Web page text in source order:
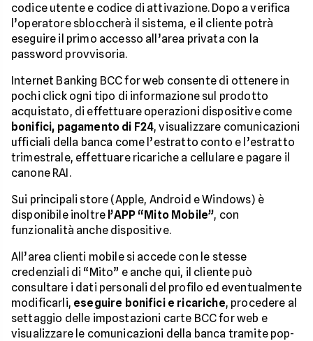
codice utente e codice di attivazione. Dopo a verifica
l’operatore sbloccherà il sistema, e il cliente potrà
eseguire il primo accesso all’area privata con la
password provvisoria.
Internet Banking BCC for web consente di ottenere in
pochi click ogni tipo di informazione sul prodotto
acquistato, di effettuare operazioni dispositive come
bonifici, pagamento di F24, visualizzare comunicazioni
ufficiali della banca come l’estratto conto e l’estratto
trimestrale, effettuare ricariche a cellulare e pagare il
canone RAI.
Sui principali store (Apple, Android e Windows) è
disponibile inoltre l’APP “Mito Mobile”, con
funzionalità anche dispositive.
All’area clienti mobile si accede con le stesse
credenziali di “Mito” e anche qui, il cliente può
consultare i dati personali del profilo ed eventualmente
modificarli, eseguire bonifici e ricariche, procedere al
settaggio delle impostazioni carte BCC for web e
visualizzare le comunicazioni della banca tramite pop-